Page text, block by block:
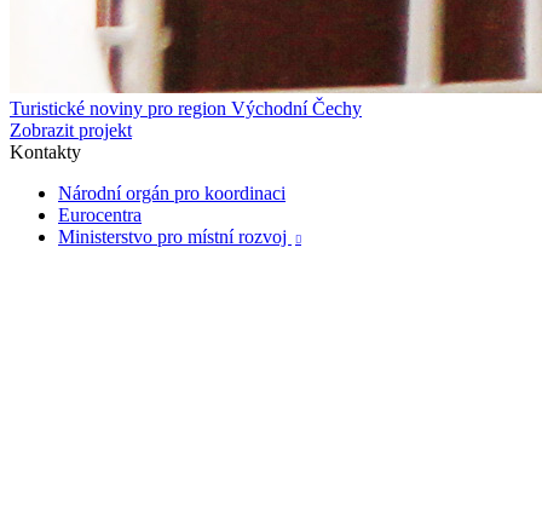
Turistické noviny pro region Východní Čechy
Zobrazit projekt
Kontakty
Národní orgán pro koordinaci
Eurocentra
Ministerstvo pro místní rozvoj
